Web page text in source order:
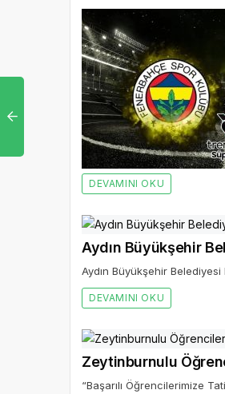
DEVAMINI OKU
Aydın Büyükşehir
Aydın Büyükşehir
DEVAMINI OKU
Zeytinburnulu
“Başarılı Öğrencilerimize